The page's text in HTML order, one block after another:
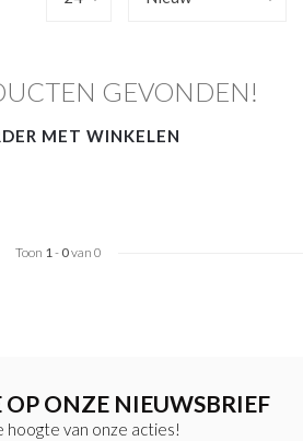
GEVONDEN!
MET WINKELEN
Toon 1- 0van 0
OP ONZE NIEUWSBRIEF
hoogte van onze acties!